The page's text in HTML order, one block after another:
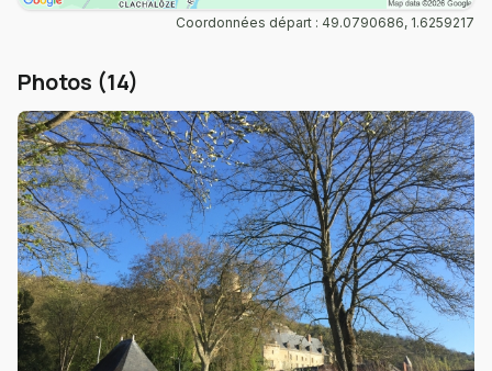
Coordonnées départ : 49.0790686, 1.6259217
Photos (14)